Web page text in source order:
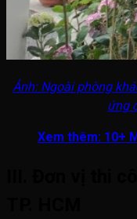
Ảnh: Ngoài phòng
ứng
Xem thêm: 10+